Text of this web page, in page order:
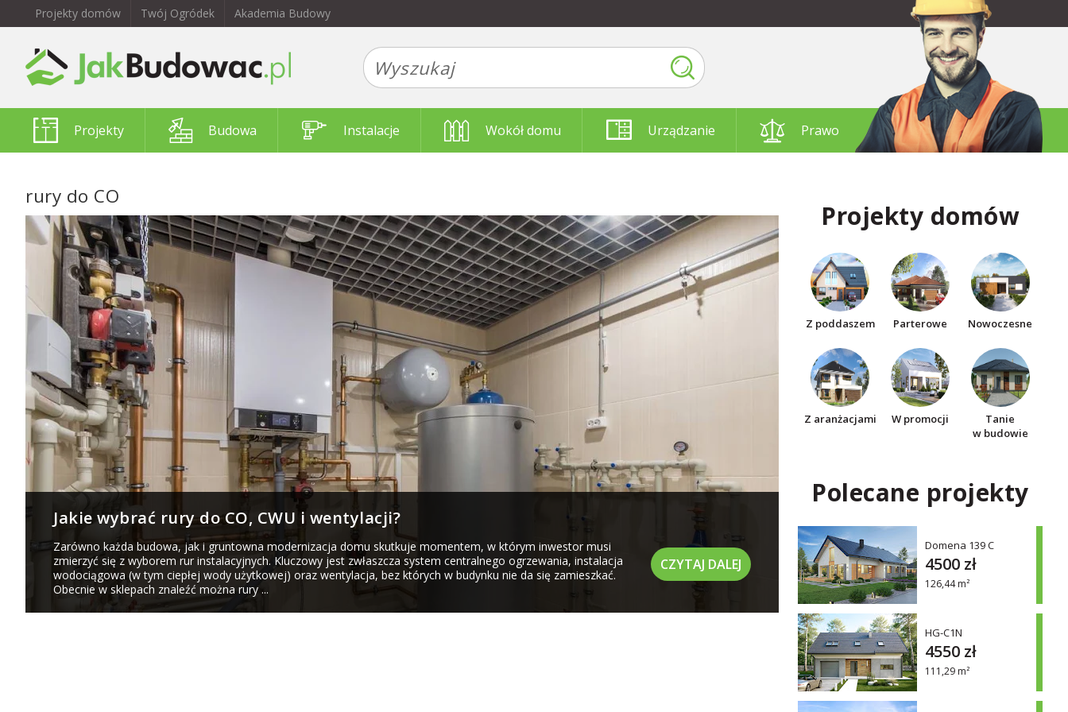
Projekty domów Twój Ogródek Akademia Budowy
Projekty Budowa Instalacje Wokół domu Urządzanie Prawo
rury do CO
Jakie wybrać rury do CO, CWU i wentylacji?
Zarówno każda budowa, jak i gruntowna modernizacja domu skutkuje momentem, w którym inwestor musi
zmierzyć się z wyborem rur instalacyjnych. Kluczowy jest zwłaszcza system centralnego ogrzewania, instalacja
wodociągowa (w tym ciepłej wody użytkowej) oraz wentylacja, bez których w budynku nie da się zamieszkać.
Obecnie w sklepach znaleźć można rury ...
CZYTAJ DALEJ
Projekty domów
Z poddaszem Parterowe Nowoczesne
Z aranżacjami W promocji
Tanie
w budowie
Polecane projekty
Domena 139 C
126,44 m²
4500 zł
HG-C1N
111,29 m²
4550 zł